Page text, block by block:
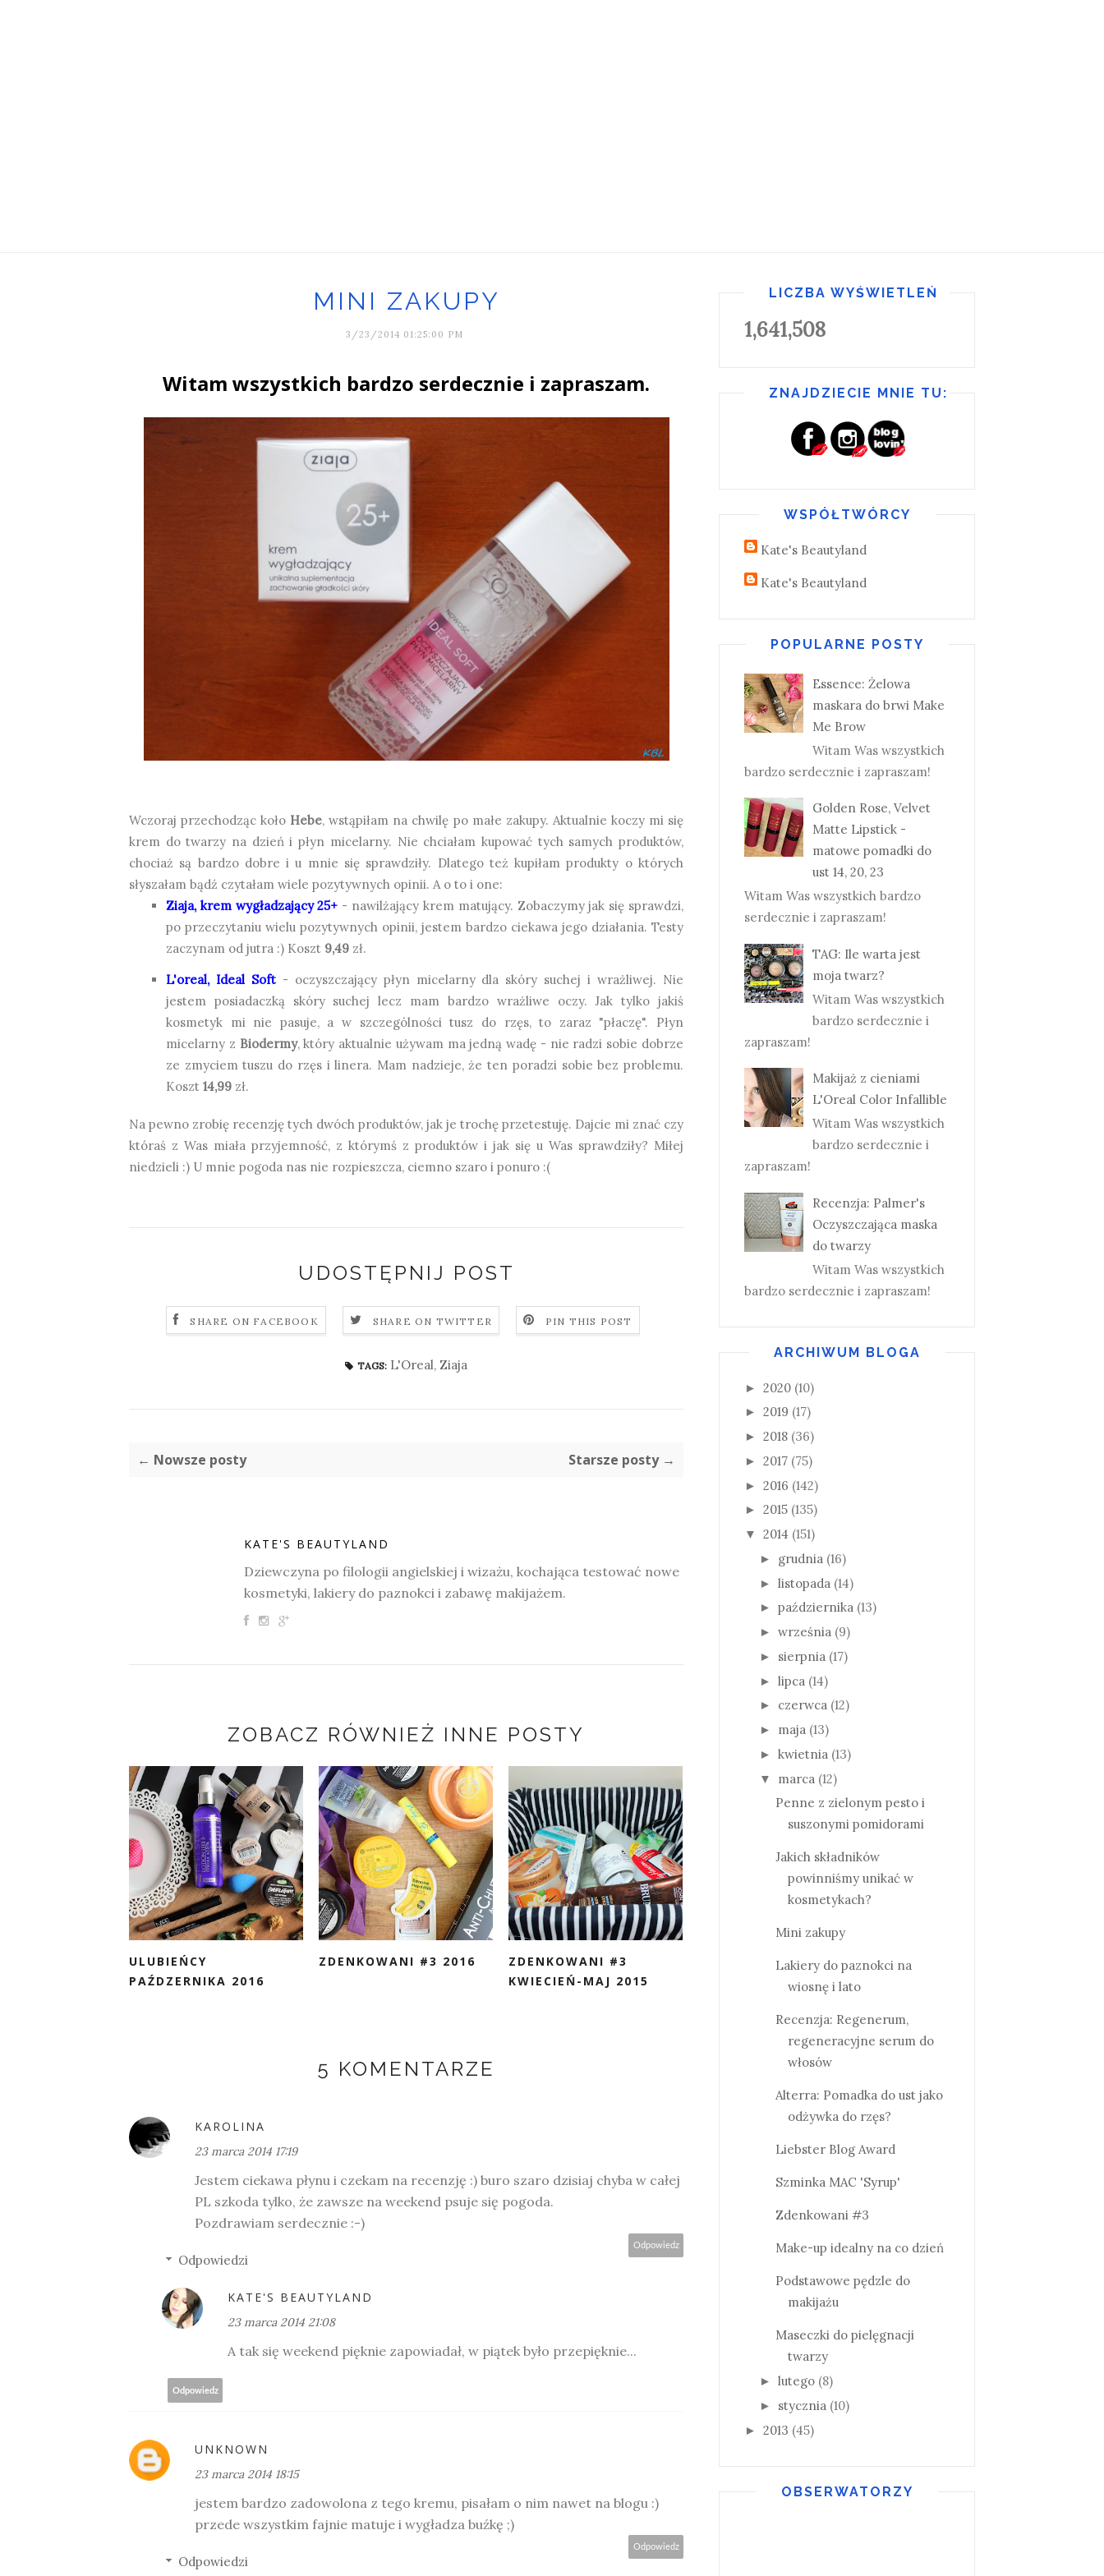
MINI ZAKUPY
3/23/2014 01:25:00 PM
Witam wszystkich bardzo serdecznie i zapraszam.
Wczoraj przechodząc koło Hebe, wstąpiłam na chwilę po małe zakupy. Aktualnie koczy mi się
krem do twarzy na dzień i płyn micelarny. Nie chciałam kupować tych samych produktów,
chociaż są bardzo dobre i u mnie się sprawdziły. Dlatego też kupiłam produkty o których
słyszałam bądź czytałam wiele pozytywnych opinii. A o to i one:
Ziaja, krem wygładzający 25+ - nawilżający krem matujący. Zobaczymy jak się sprawdzi,
po przeczytaniu wielu pozytywnych opinii, jestem bardzo ciekawa jego działania. Testy
zaczynam od jutra :) Koszt 9,49 zł.
L'oreal, Ideal Soft- oczyszczający płyn micelarny dla skóry suchej i wrażliwej. Nie
jestem posiadaczką skóry suchej lecz mam bardzo wrażliwe oczy. Jak tylko jakiś
kosmetyk mi nie pasuje, a w szczególności tusz do rzęs, to zaraz "płaczę". Płyn
micelarny z Biodermy, który aktualnie używam ma jedną wadę - nie radzi sobie dobrze
ze zmyciem tuszu do rzęs i linera. Mam nadzieje, że ten poradzi sobie bez problemu.
Koszt 14,99 zł.
Na pewno zrobię recenzję tych dwóch produktów, jak je trochę przetestuję. Dajcie mi znać czy
któraś z Was miała przyjemność, z którymś z produktów i jak się u Was sprawdziły? Miłej
niedzieli :) U mnie pogoda nas nie rozpieszcza, ciemno szaro i ponuro :(
UDOSTĘPNIJ POST
SHARE ON FACEBOOK SHARE ON TWITTER PIN THIS POST
TAGS: L'Oreal, Ziaja
← Nowsze posty Starsze posty →
KATE'S BEAUTYLAND
Dziewczyna po filologii angielskiej i wizażu, kochająca testować nowe
kosmetyki, lakiery do paznokci i zabawę makijażem.
ZOBACZ RÓWNIEŻ INNE POSTY
ULUBIEŃCY
PAŹDZERNIKA 2016
ZDENKOWANI #3 2016
ZDENKOWANI #3
KWIECIEŃ-MAJ 2015
5 KOMENTARZE
KAROLINA
23 marca 2014 17:19
Jestem ciekawa płynu i czekam na recenzję :) buro szaro dzisiaj chyba w całej
PL szkoda tylko, że zawsze na weekend psuje się pogoda.
Pozdrawiam serdecznie :-)
Odpowiedz
Odpowiedzi
KATE'S BEAUTYLAND
23 marca 2014 21:08
A tak się weekend pięknie zapowiadał, w piątek było przepięknie...
Odpowiedz
UNKNOWN
23 marca 2014 18:15
jestem bardzo zadowolona z tego kremu, pisałam o nim nawet na blogu :)
przede wszystkim fajnie matuje i wygładza buźkę ;)
Odpowiedz
Odpowiedzi
LICZBA WYŚWIETLEŃ
1,641,508
ZNAJDZIECIE MNIE TU:
WSPÓŁTWÓRCY
Kate's Beautyland
Kate's Beautyland
POPULARNE POSTY
Essence: Żelowa
maskara do brwi Make
Me Brow
Witam Was wszystkich
bardzo serdecznie i zapraszam!
Golden Rose, Velvet
Matte Lipstick -
matowe pomadki do
ust 14, 20, 23
Witam Was wszystkich bardzo
serdecznie i zapraszam!
TAG: Ile warta jest
moja twarz?
Witam Was wszystkich
bardzo serdecznie i
zapraszam!
Makijaż z cieniami
L'Oreal Color Infallible
Witam Was wszystkich
bardzo serdecznie i
zapraszam!
Recenzja: Palmer's
Oczyszczająca maska
do twarzy
Witam Was wszystkich
bardzo serdecznie i zapraszam!
ARCHIWUM BLOGA
► 2020 (10)
► 2019 (17)
► 2018 (36)
► 2017 (75)
► 2016 (142)
► 2015 (135)
▼ 2014 (151)
► grudnia (16)
► listopada (14)
► października (13)
► września (9)
► sierpnia (17)
► lipca (14)
► czerwca (12)
► maja (13)
► kwietnia (13)
▼ marca (12)
Penne z zielonym pesto i
suszonymi pomidorami
Jakich składników
powinniśmy unikać w
kosmetykach?
Mini zakupy
Lakiery do paznokci na
wiosnę i lato
Recenzja: Regenerum,
regeneracyjne serum do
włosów
Alterra: Pomadka do ust jako
odżywka do rzęs?
Liebster Blog Award
Szminka MAC 'Syrup'
Zdenkowani #3
Make-up idealny na co dzień
Podstawowe pędzle do
makijażu
Maseczki do pielęgnacji
twarzy
► lutego (8)
► stycznia (10)
► 2013 (45)
OBSERWATORZY